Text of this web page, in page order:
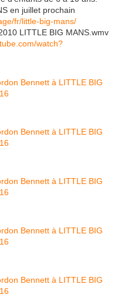
en juillet prochain
fr/little-big-mans/
LITTLE BIG MANS.wmv
watch?